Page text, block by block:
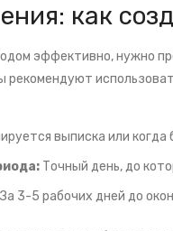
как
эффективно, нужно
выписка или когда
Точный день, до
За 3-5 рабочих дней до